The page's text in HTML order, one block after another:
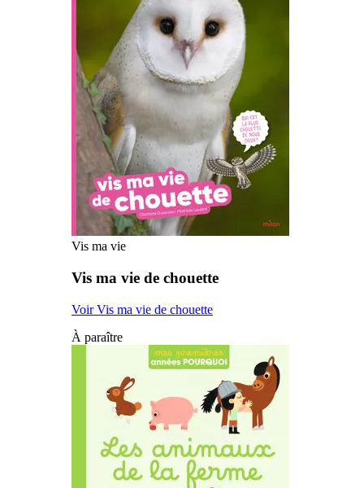
Vis ma vie
Vis ma vie de chouette
Voir Vis ma vie de chouette
À paraître